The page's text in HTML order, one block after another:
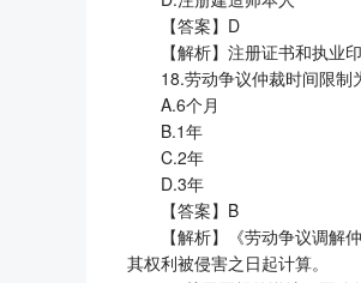
【答案】D
【解析】注册证书和执业
18.劳动争议仲裁时间限制
A.6个月
B.1年
C.2年
D.3年
【答案】B
【解析】《劳动争议调解
其权利被侵害之日起计算。